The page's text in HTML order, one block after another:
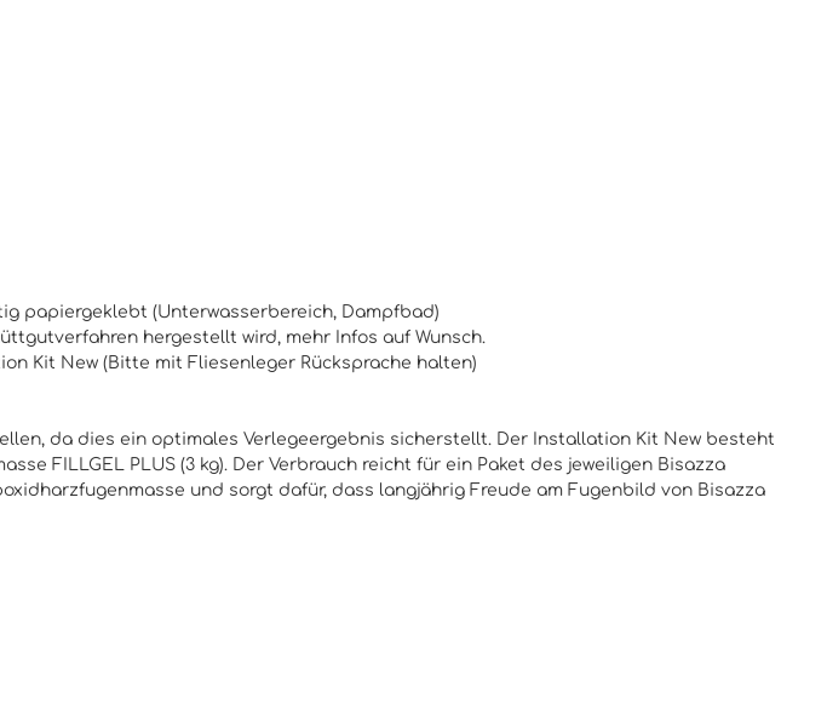
papiergeklebt (Unterwasserbereich, Dampfbad)
hergestellt wird, mehr Infos auf Wunsch.
Kit New (Bitte mit Fliesenleger Rücksprache halten)
da dies ein optimales Verlegeergebnis sicherstellt. Der Installation Kit New besteht
FILLGEL PLUS (3 kg). Der Verbrauch reicht für ein Paket des jeweiligen Bisazza
und sorgt dafür, dass langjährig Freude am Fugenbild von Bisazza